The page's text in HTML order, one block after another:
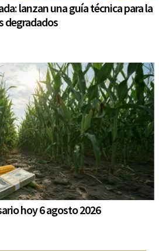
lanzan una guía técnica para la
degradados
hoy 6 agosto 2026